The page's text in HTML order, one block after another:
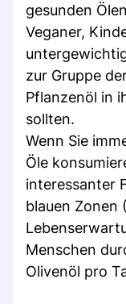
gesunden
Veganer,
zur Gruppe
Pflanzenöl in
sollten.
Wenn Sie
Öle
interessanter
blauen Zonen
Menschen
Olivenöl pro